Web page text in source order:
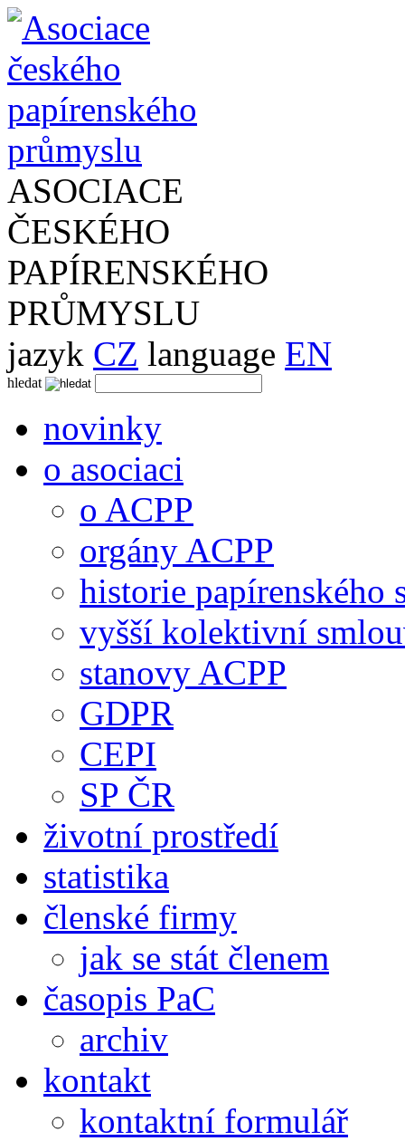
ASOCIACE
ČESKÉHO
PAPÍRENSKÉHO
PRŮMYSLU
jazyk CZ language EN
hledat
novinky
o asociaci
o ACPP
orgány ACPP
historie papírenského
vyšší kolektivní
stanovy ACPP
GDPR
CEPI
SP ČR
životní prostředí
statistika
členské firmy
jak se stát členem
časopis PaC
archiv
kontakt
kontaktní formulář